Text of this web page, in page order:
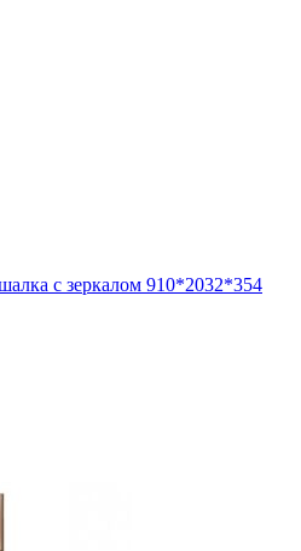
с зеркалом 910*2032*354